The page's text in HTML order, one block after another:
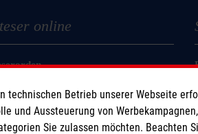
online
International
Betrieb unserer Webseite
Aussteuerung von
Sie zulassen möchten. Beachten